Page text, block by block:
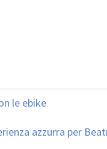
le ebike
azzurra per